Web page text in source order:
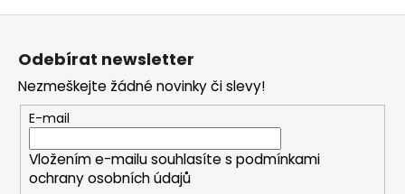
Odebírat newsletter
Nezmeškejte žádné novinky či slevy!
E-mail
Vložením e-mailu souhlasíte s podmínkami
ochrany osobních údajů